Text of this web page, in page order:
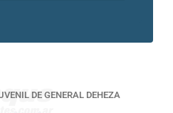
DE GENERAL DEHEZA